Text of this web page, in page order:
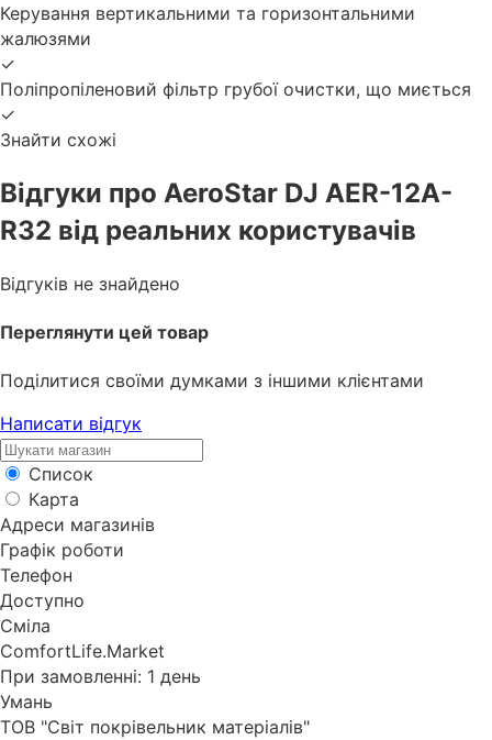
Керування вертикальними та горизонтальними
жалюзями
✓
Поліпропіленовий фільтр грубої очистки, що миється
✓
Знайти схожі
Відгуки про AeroStar DJ AER-12A-
R32 від реальних користувачів
Відгуків не знайдено
Переглянути цей товар
Поділитися своїми думками з іншими клієнтами
Написати відгук
Список
Карта
Адреси магазинів
Графік роботи
Телефон
Доступно
Сміла
ComfortLife.Market
При замовленні: 1 день
Умань
ТОВ "Світ покрівельник матеріалів"